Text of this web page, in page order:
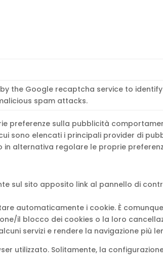
by the Google recaptcha service to
spam attacks.
preferenze sulla pubblicità
sono elencati i principali provider di
alternativa regolare le proprie
sul sito apposito link al pannello di
automaticamente i cookie. È
il blocco dei cookies o la loro
servizi e rendere la navigazione più
utilizzato. Solitamente, la